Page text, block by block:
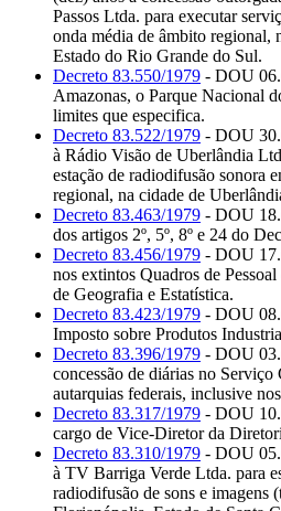
Passos Ltda. para executar
onda média de âmbito regional,
Estado do Rio Grande do Sul.
Decreto 83.550/1979 - DOU
Amazonas, o Parque Nacional
limites que especifica.
Decreto 83.522/1979 - DOU
à Rádio Visão de Uberlândia
estação de radiodifusão sonora
regional, na cidade de
Decreto 83.463/1979 - DOU
dos artigos 2º, 5º, 8º e 24 do
Decreto 83.456/1979 - DOU
nos extintos Quadros de
de Geografia e Estatística.
Decreto 83.423/1979 - DOU
Imposto sobre Produtos
Decreto 83.396/1979 - DOU
concessão de diárias no
autarquias federais, inclusive
Decreto 83.317/1979 - DOU
cargo de Vice-Diretor da
Decreto 83.310/1979 - DOU
à TV Barriga Verde Ltda. para
radiodifusão de sons e imagens